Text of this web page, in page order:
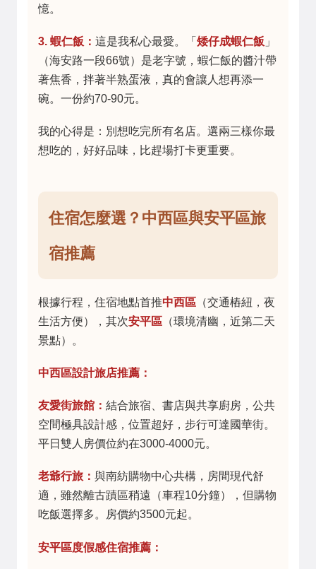
憶。
3. 蝦仁飯： 這是我私心最愛。「 矮仔成蝦仁飯 」
（海安路一段66號）是老字號，蝦仁飯的醬汁帶
著焦香，拌著半熟蛋液，真的會讓人想再添一
碗。一份約70-90元。
我的心得是：別想吃完所有名店。選兩三樣你最
想吃的，好好品味，比趕場打卡更重要。
住宿怎麼選？中西區與安平區旅
宿推薦
根據行程，住宿地點首推中西區 （交通樁紐，夜
生活方便），其次安平區 （環境清幽，近第二天
景點）。
中西區設計旅店推薦：
友愛街旅館： 結合旅宿、書店與共享廚房，公共
空間極具設計感，位置超好，步行可達國華街。
平日雙人房價位約在3000-4000元。
老爺行旅： 與南紡購物中心共構，房間現代舒
適，雖然離古蹟區稍遠（車程10分鐘），但購物
吃飯選擇多。房價約3500元起。
安平區度假感住宿推薦：